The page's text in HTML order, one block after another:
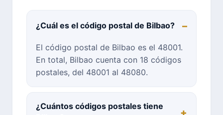
¿Cuál es el código postal de Bilbao?
El código postal de Bilbao es el 48001.
En total, Bilbao cuenta con 18 códigos
postales, del 48001 al 48080.
¿Cuántos códigos postales tiene